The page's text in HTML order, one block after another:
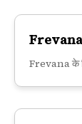
Frevana
Frevana के